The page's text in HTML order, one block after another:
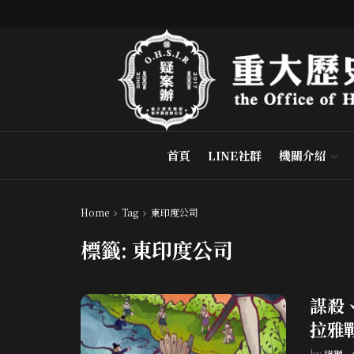
首頁 LINE社群 機關介紹
Home Tag 東印度公司
標籤: 東印度公司
謀殺
拉雅